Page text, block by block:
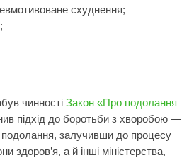
схуднення;
чинності Закон «Про подолання
підхід до боротьби з хворобою —
подолання, залучивши до процесу
здоров’я, а й інші міністерства,